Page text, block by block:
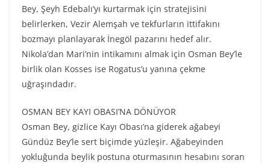
Bey, Şeyh Edebalı’yı kurtarmak için stratejisini
belirlerken, Vezir Alemşah ve tekfurların ittifakını
bozmayı planlayarak İnegöl pazarını hedef alır.
Nikola’dan Mari’nin intikamını almak için Osman Bey’le
birlik olan Kosses ise Rogatus’u yanına çekme
uğraşındadır.
OSMAN BEY KAYI OBASI’NA DÖNÜYOR
Osman Bey, gizlice Kayı Obası’na giderek ağabeyi
Gündüz Bey’le sert biçimde yüzleşir. Ağabeyinden
yokluğunda beylik postuna oturmasının hesabını soran